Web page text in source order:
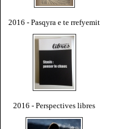
2016 - Pasqyra e te rrefyemit
2016 - Perspectives libres